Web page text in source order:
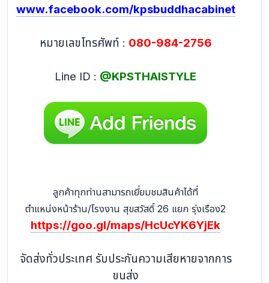
www.facebook.com/kpsbuddhacabinet
หมายเลขโทรศัพท์ : 080-984-2756
Line ID : @KPSTHAISTYLE
ลูกค้าทุกท่านสามารถเยี่ยมชมสินค้าได้ที่
ตำแหน่งหน้าร้าน/โรงงาน สุขสวัสดิ์ 26 แยก รุ่งเรือง2
https://goo.gl/maps/HcUcYK6YjEk
จัดส่งทั่วประเทศ รับประกันความเสียหายจากการ
ขนส่ง